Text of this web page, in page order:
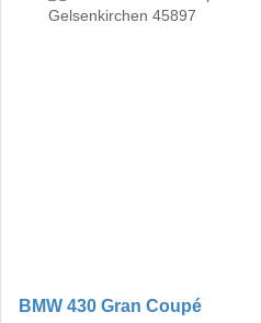
BMW 430 Gran Coupé